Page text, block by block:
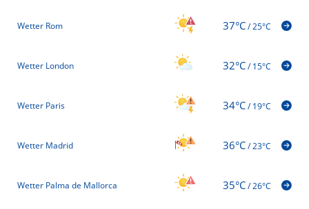
Wetter Rom 37°C/25°C
Wetter London 32°C/15°C
Wetter Paris 34°C/19°C
Wetter Madrid 36°C/23°C
Wetter Palma de Mallorca 35°C/26°C